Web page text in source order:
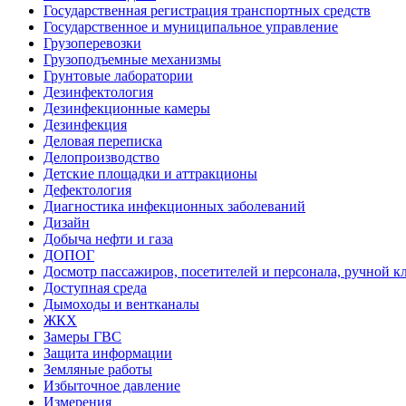
Государственная регистрация транспортных средств
Государственное и муниципальное управление
Грузоперевозки
Грузоподъемные механизмы
Грунтовые лаборатории
Дезинфектология
Дезинфекционные камеры
Дезинфекция
Деловая переписка
Делопроизводство
Детские площадки и аттракционы
Дефектология
Диагностика инфекционных заболеваний
Дизайн
Добыча нефти и газа
ДОПОГ
Досмотр пассажиров, посетителей и персонала, ручной
Доступная среда
Дымоходы и вентканалы
ЖКХ
Замеры ГВС
Защита информации
Земляные работы
Избыточное давление
Измерения